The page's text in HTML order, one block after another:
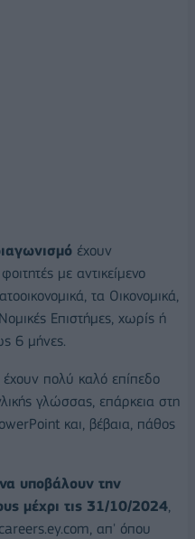
έχουν
με αντικείμενο
τα Οικονομικά,
Επιστήμες, χωρίς ή
6 μήνες.
έχουν πολύ καλό επίπεδο
γλώσσας, επάρκεια στη
και, βέβαια, πάθος
να υποβάλουν την
μέχρι τις 31/10/2024,
careers.ey.com, απ' όπου